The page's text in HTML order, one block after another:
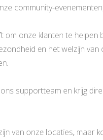
community-
om onze klanten te helpen
en het welzijn
supportteam en krijg
van onze locaties, maar